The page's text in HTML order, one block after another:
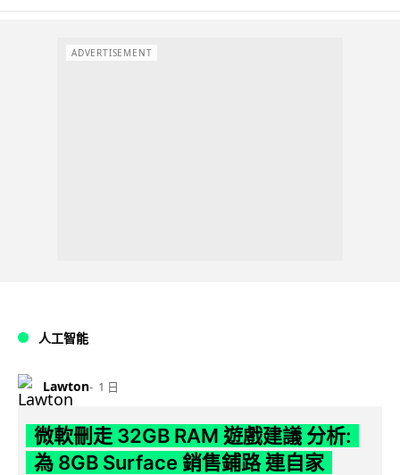
ADVERTISEMENT
人工智能
Lawton 1 日
微軟刪走 32GB RAM 遊戲建議 分析:
為 8GB Surface 銷售鋪路 連自家